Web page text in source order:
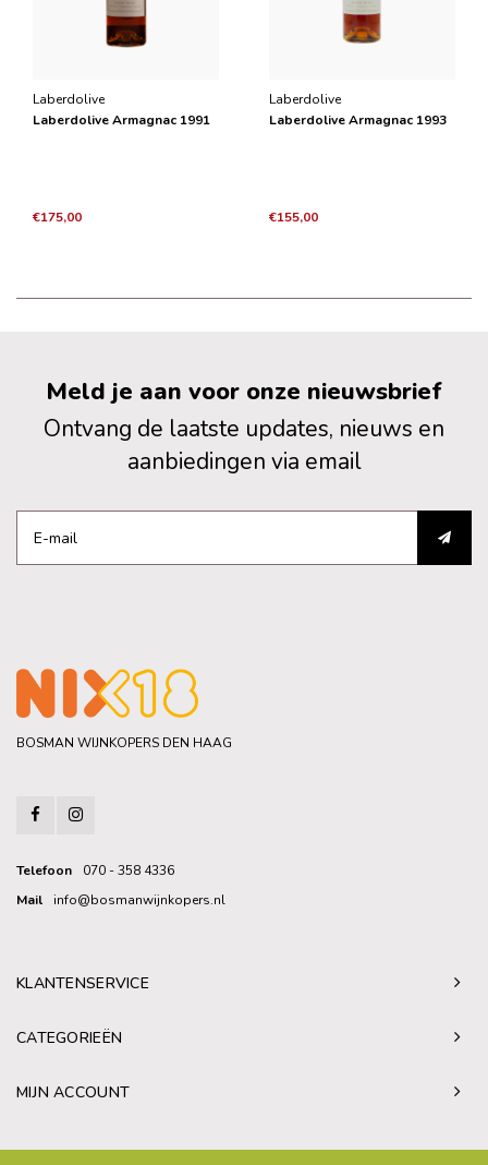
Laberdolive
Laberdolive Armagnac 1991
€175,00
Laberdolive
Laberdolive Armagnac 1993
€155,00
Meld je aan voor onze nieuwsbrief
Ontvang de laatste updates, nieuws en
aanbiedingen via email
BOSMAN WIJNKOPERS DEN HAAG
Telefoon
070 - 358 4336
Mail
info@bosmanwijnkopers.nl
KLANTENSERVICE
CATEGORIEËN
MIJN ACCOUNT